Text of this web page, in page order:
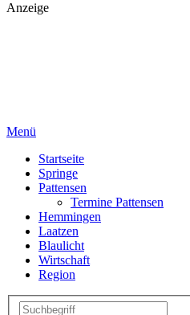
Anzeige
Menü
Startseite
Springe
Pattensen
Termine Pattensen
Hemmingen
Laatzen
Blaulicht
Wirtschaft
Region